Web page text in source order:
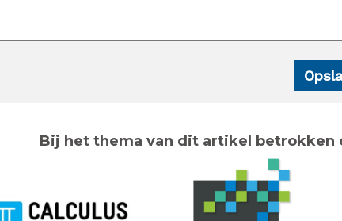
Bij het thema van dit artikel betrokken